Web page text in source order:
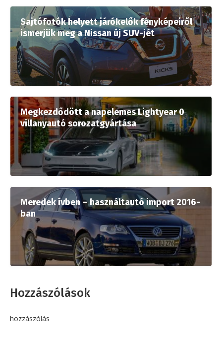
Sajtófotók helyett járókelők fényképeiről
ismerjük meg a Nissan új SUV-jét
Megkezdődött a napelemes Lightyear 0
villanyautó sorozatgyártása
Meredek ívben – használtautó import 2016-
ban
Hozzászólások
hozzászólás